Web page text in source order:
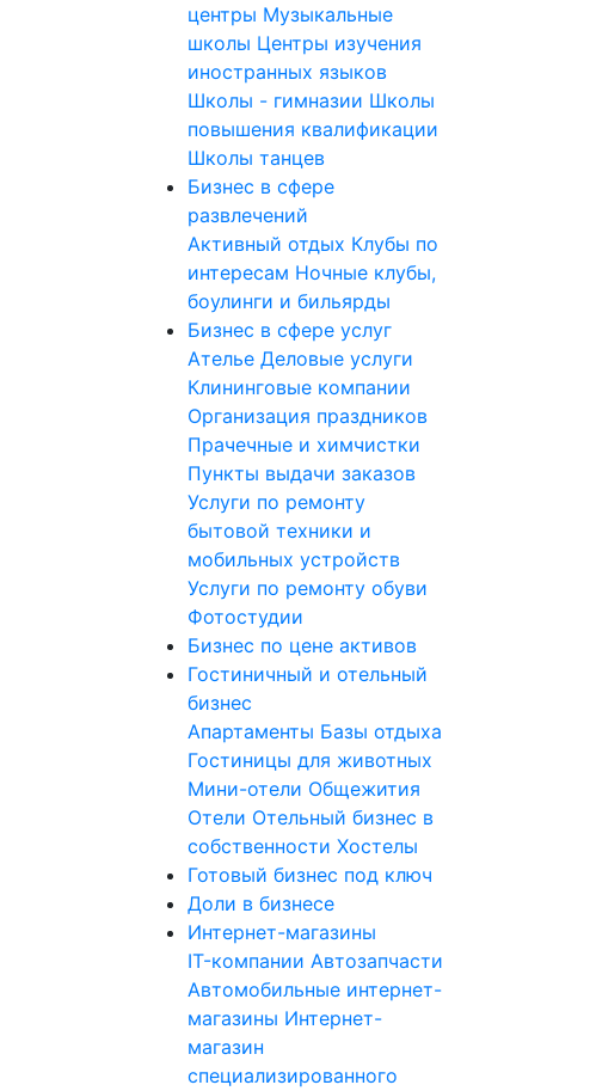
центры Музыкальные
школы Центры изучения
иностранных языков
Школы - гимназии Школы
повышения квалификации
Школы танцев
Бизнес в сфере
развлечений
Активный отдых Клубы по
интересам Ночные клубы,
боулинги и бильярды
Бизнес в сфере услуг
Ателье Деловые услуги
Клининговые компании
Организация праздников
Прачечные и химчистки
Пункты выдачи заказов
Услуги по ремонту
бытовой техники и
мобильных устройств
Услуги по ремонту обуви
Фотостудии
Бизнес по цене активов
Гостиничный и отельный
бизнес
Апартаменты Базы отдыха
Гостиницы для животных
Мини-отели Общежития
Отели Отельный бизнес в
собственности Хостелы
Готовый бизнес под ключ
Доли в бизнесе
Интернет-магазины
IT-компании Автозапчасти
Автомобильные интернет-
магазины Интернет-
магазин
специализированного